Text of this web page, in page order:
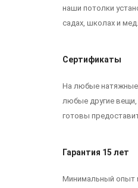
наши потолки
садах, школах и
Сертификаты
На любые натяжные
любые другие
готовы
Гарантия 15 лет
Минимальный опыт